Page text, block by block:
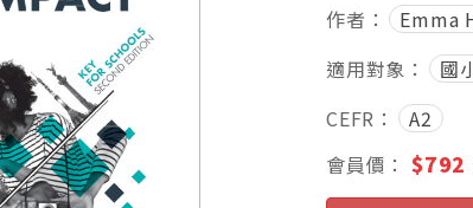
作者：
Emma
適用對象：
國
CEFR：
A2
會員價： $792